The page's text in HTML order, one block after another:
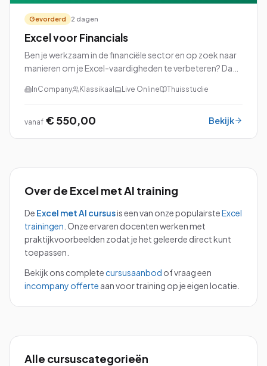
Gevorderd 2 dagen
Excel voor Financials
Ben je werkzaam in de financiële sector en op zoek naar
manieren om je Excel-vaardigheden te verbeteren? Dan
hebt!InCompany Klassikaal Live Online Thuisstudie
vanaf € 550,00 Bekijk
Over de Excel met AI training
De Excel met AI cursusis een van onze populairsteExcel
trainingen Onze ervaren docenten werken met
praktijkvoorbeelden zodat je het geleerde direct kunt
toepassen.
Bekijk ons completecursusaanbod of vraag een
incompany offerte aan voor training op je eigen locatie.
Alle cursuscategorieën